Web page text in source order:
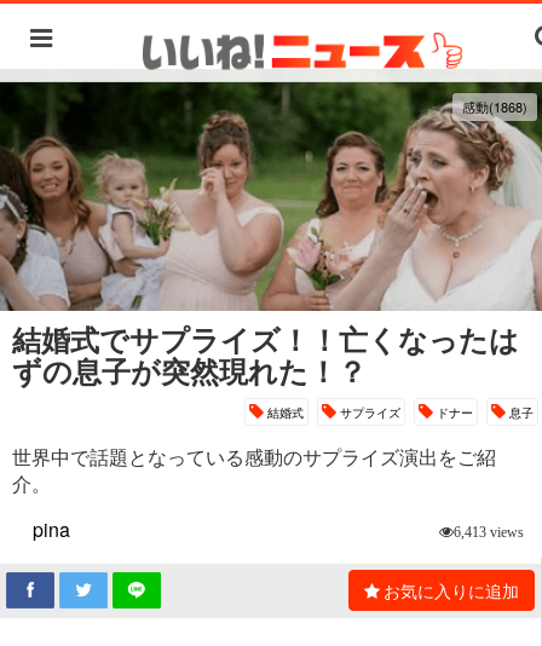
感動(1868)
結婚式でサプライズ！！亡くなったは
ずの息子が突然現れた！？
結婚式 サプライズ ドナー 息子
世界中で話題となっている感動のサプライズ演出をご紹
介。
pina
6,413 views
お気に入りに追加